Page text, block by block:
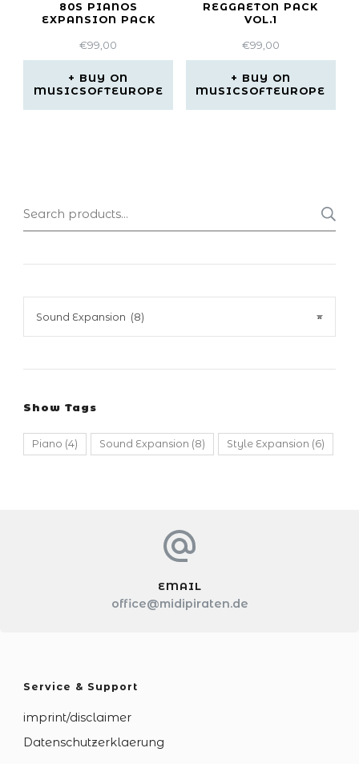
80S PIANOS
EXPANSION PACK
€99,00
BUY ON
MUSICSOFTEUROPE
REGGAETON PACK
VOL.1
€99,00
BUY ON
MUSICSOFTEUROPE
Search
for:
×
Sound Expansion (8)
Show Tags
Piano (4) Sound Expansion (8) Style Expansion (6)
EMAIL
office@midipiraten.de
Service & Support
imprint/disclaimer
Datenschutzerklaerung